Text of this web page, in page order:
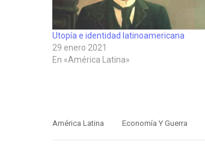
Utopía e identidad latinoamericana
29 enero 2021
En «América Latina»
América Latina Economía Y Guerra